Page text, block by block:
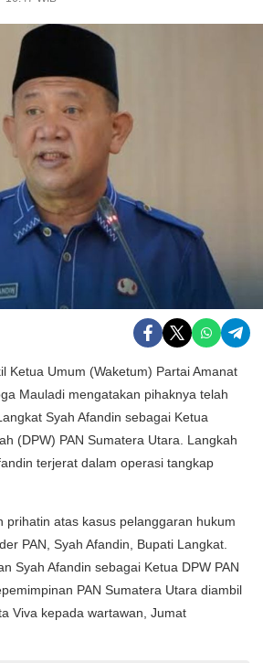
Ketua Umum (Waketum) Partai Amanat
Mauladi mengatakan pihaknya telah
Syah Afandin sebagai Ketua
(DPW) PAN Sumatera Utara. Langkah
terjerat dalam operasi tangkap
prihatin atas kasus pelanggaran hukum
PAN, Syah Afandin, Bupati Langkat.
Syah Afandin sebagai Ketua DPW PAN
PAN Sumatera Utara diambil
Viva kepada wartawan, Jumat